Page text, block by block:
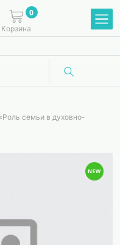
0
Корзина
семьи в духовно-